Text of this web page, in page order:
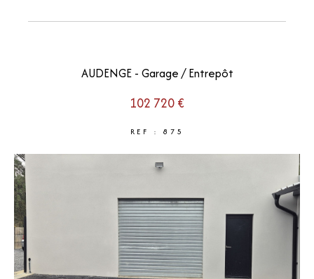
AUDENGE - Garage / Entrepôt
102 720 €
REF : 875